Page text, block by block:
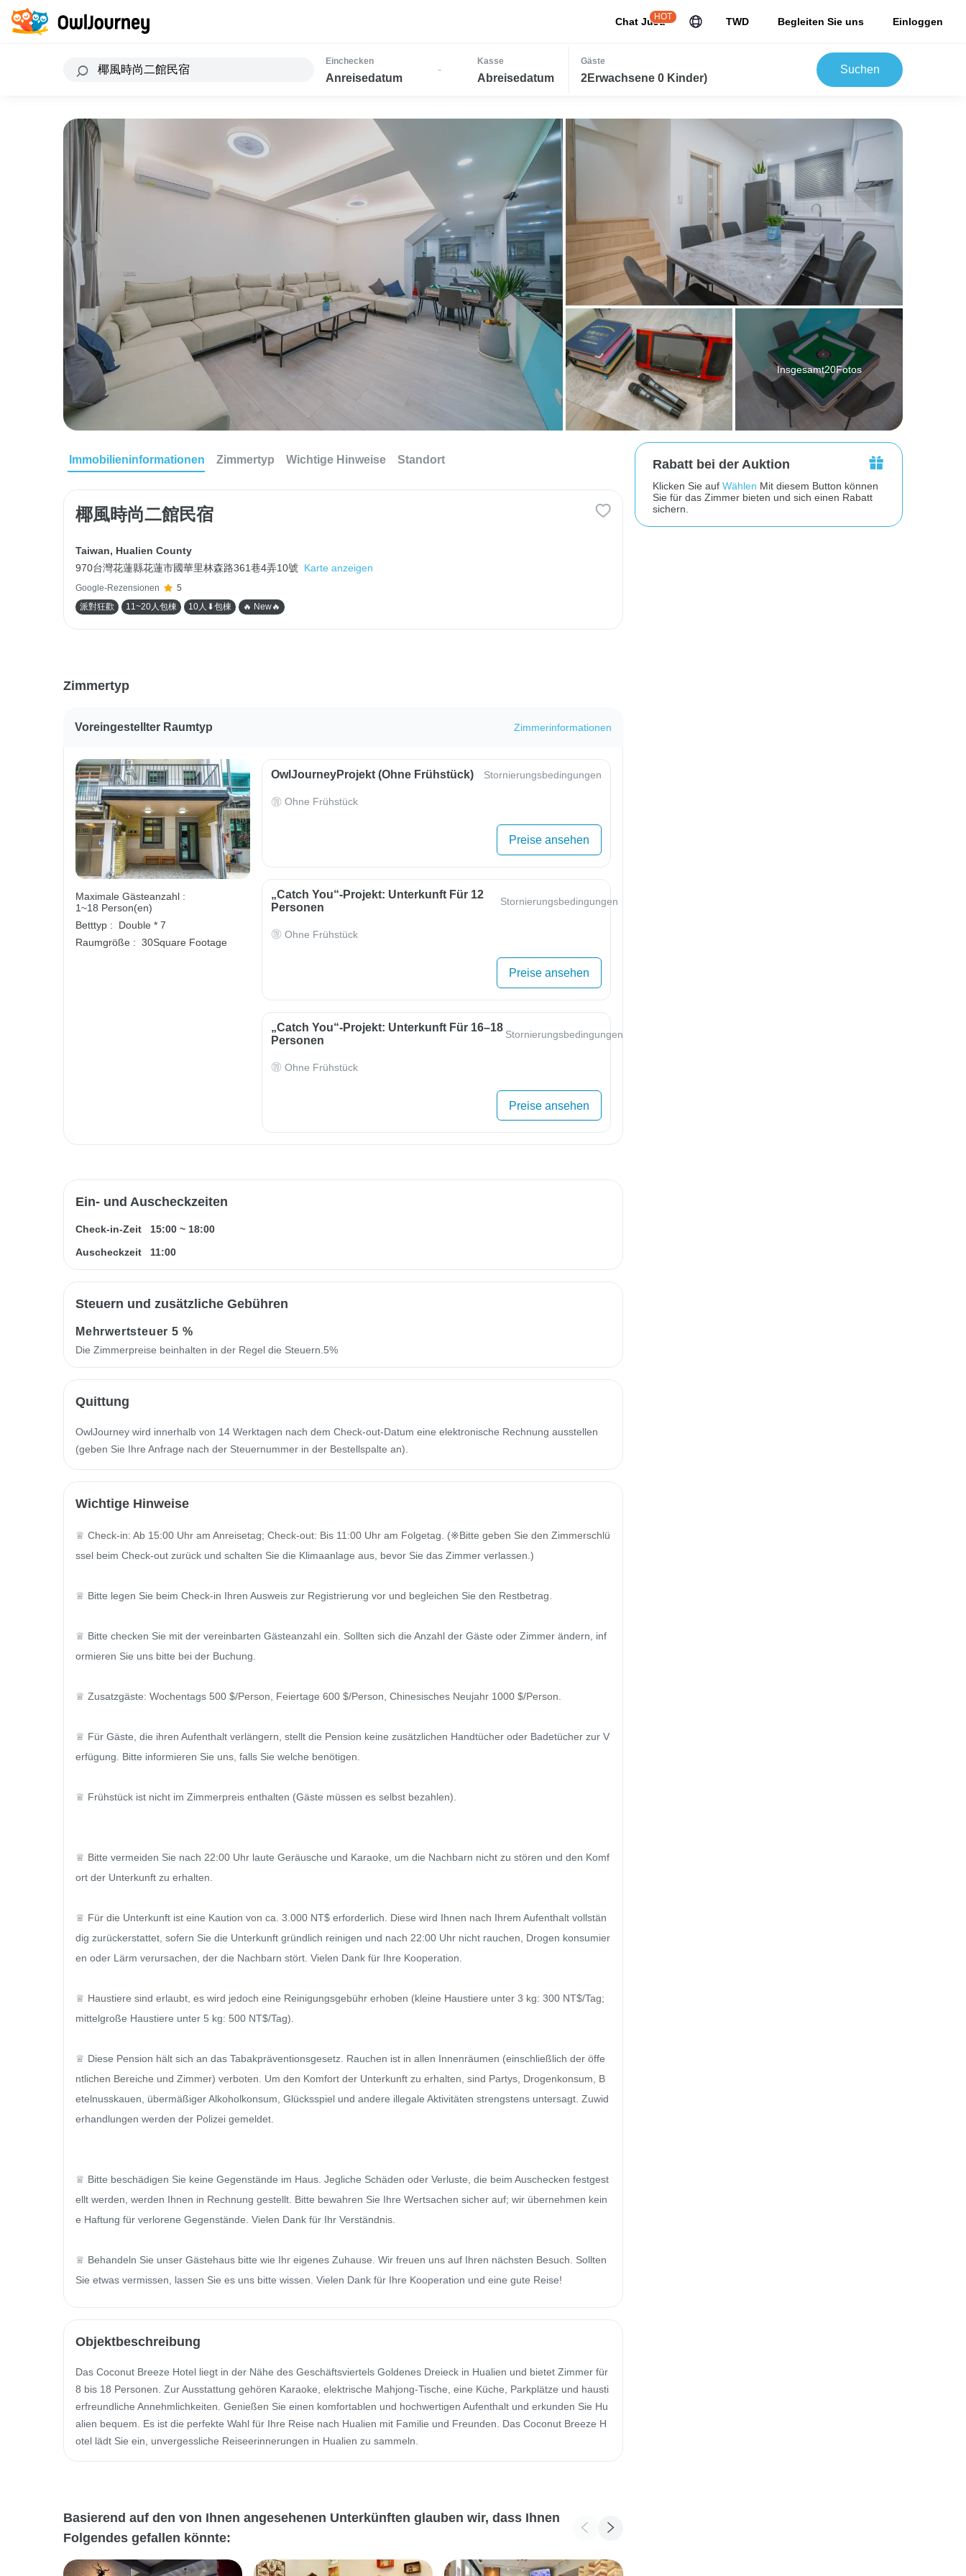
Chat JuJu
HOT TWD Begleiten Sie uns Einloggen
Einchecken
Anreisedatum
-
Kasse
Abreisedatum
Gäste
2Erwachsene 0 Kinder)
Suchen
Insgesamt20Fotos
Immobilieninformationen Zimmertyp Wichtige Hinweise Standort
椰風時尚二館民宿
Taiwan, Hualien County
970台灣花蓮縣花蓮市國華里林森路361巷4弄10號
Karte anzeigen
Google-Rezensionen
5
派對狂歡
11~20人包棟 10人⬇包棟 🔥 New🔥
Zimmertyp
Voreingestellter Raumtyp Zimmerinformationen
Maximale Gästeanzahl :
1~18 Person(en)
Betttyp :
Double * 7
Raumgröße : 30Square Footage
OwlJourneyProjekt (ohne Frühstück) Stornierungsbedingungen
Ohne Frühstück
Preise ansehen
„Catch You“-Projekt: Unterkunft Für 12
Personen
Stornierungsbedingungen
Ohne Frühstück
Preise ansehen
„Catch You“-Projekt: Unterkunft Für 16–18
Personen
Stornierungsbedingungen
Ohne Frühstück
Preise ansehen
Ein- und Auscheckzeiten
Check-in-Zeit 15:00 ~ 18:00
Auscheckzeit
11:00
Steuern und zusätzliche Gebühren
Mehrwertsteuer5 %
Die Zimmerpreise beinhalten in der Regel die Steuern.5%
Quittung
OwlJourney wird innerhalb von 14 Werktagen nach dem Check-out-Datum eine elektronische Rechnung ausstellen
(geben Sie Ihre Anfrage nach der Steuernummer in der Bestellspalte an).
Wichtige Hinweise
♕ Check-in: Ab 15:00 Uhr am Anreisetag; Check-out: Bis 11:00 Uhr am Folgetag. (※Bitte geben Sie den Zimmerschlü
ssel beim Check-out zurück und schalten Sie die Klimaanlage aus, bevor Sie das Zimmer verlassen.)
♕ Bitte legen Sie beim Check-in Ihren Ausweis zur Registrierung vor und begleichen Sie den Restbetrag.
♕ Bitte checken Sie mit der vereinbarten Gästeanzahl ein. Sollten sich die Anzahl der Gäste oder Zimmer ändern, inf
ormieren Sie uns bitte bei der Buchung.
♕ Zusatzgäste: Wochentags 500 $/Person, Feiertage 600 $/Person, Chinesisches Neujahr 1000 $/Person.
♕ Für Gäste, die ihren Aufenthalt verlängern, stellt die Pension keine zusätzlichen Handtücher oder Badetücher zur V
erfügung. Bitte informieren Sie uns, falls Sie welche benötigen.
♕ Frühstück ist nicht im Zimmerpreis enthalten (Gäste müssen es selbst bezahlen).
♕ Bitte vermeiden Sie nach 22:00 Uhr laute Geräusche und Karaoke, um die Nachbarn nicht zu stören und den Komf
ort der Unterkunft zu erhalten.
♕ Für die Unterkunft ist eine Kaution von ca. 3.000 NT$ erforderlich. Diese wird Ihnen nach Ihrem Aufenthalt vollstän
dig zurückerstattet, sofern Sie die Unterkunft gründlich reinigen und nach 22:00 Uhr nicht rauchen, Drogen konsumier
en oder Lärm verursachen, der die Nachbarn stört. Vielen Dank für Ihre Kooperation.
♕ Haustiere sind erlaubt, es wird jedoch eine Reinigungsgebühr erhoben (kleine Haustiere unter 3 kg: 300 NT$/Tag;
mittelgroße Haustiere unter 5 kg: 500 NT$/Tag).
♕ Diese Pension hält sich an das Tabakpräventionsgesetz. Rauchen ist in allen Innenräumen (einschließlich der öffe
ntlichen Bereiche und Zimmer) verboten. Um den Komfort der Unterkunft zu erhalten, sind Partys, Drogenkonsum, B
etelnusskauen, übermäßiger Alkoholkonsum, Glücksspiel und andere illegale Aktivitäten strengstens untersagt. Zuwid
erhandlungen werden der Polizei gemeldet.
♕ Bitte beschädigen Sie keine Gegenstände im Haus. Jegliche Schäden oder Verluste, die beim Auschecken festgest
ellt werden, werden Ihnen in Rechnung gestellt. Bitte bewahren Sie Ihre Wertsachen sicher auf; wir übernehmen kein
e Haftung für verlorene Gegenstände. Vielen Dank für Ihr Verständnis.
♕ Behandeln Sie unser Gästehaus bitte wie Ihr eigenes Zuhause. Wir freuen uns auf Ihren nächsten Besuch. Sollten
Sie etwas vermissen, lassen Sie es uns bitte wissen. Vielen Dank für Ihre Kooperation und eine gute Reise!
Objektbeschreibung
Das Coconut Breeze Hotel liegt in der Nähe des Geschäftsviertels Goldenes Dreieck in Hualien und bietet Zimmer für
8 bis 18 Personen. Zur Ausstattung gehören Karaoke, elektrische Mahjong-Tische, eine Küche, Parkplätze und hausti
erfreundliche Annehmlichkeiten. Genießen Sie einen komfortablen und hochwertigen Aufenthalt und erkunden Sie Hu
alien bequem. Es ist die perfekte Wahl für Ihre Reise nach Hualien mit Familie und Freunden. Das Coconut Breeze H
otel lädt Sie ein, unvergessliche Reiseerinnerungen in Hualien zu sammeln.
Basierend auf den von Ihnen angesehenen Unterkünften glauben wir, dass Ihnen
Folgendes gefallen könnte:
Rabatt bei der Auktion
Klicken Sie aufWählen Mit diesem Button können
Sie für das Zimmer bieten und sich einen Rabatt
sichern.